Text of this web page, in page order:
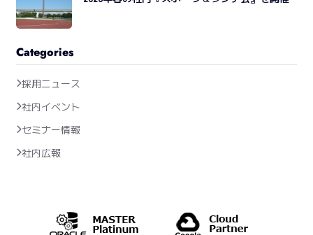
Categories
採用ニュース
社内イベント
セミナー情報
社内広報